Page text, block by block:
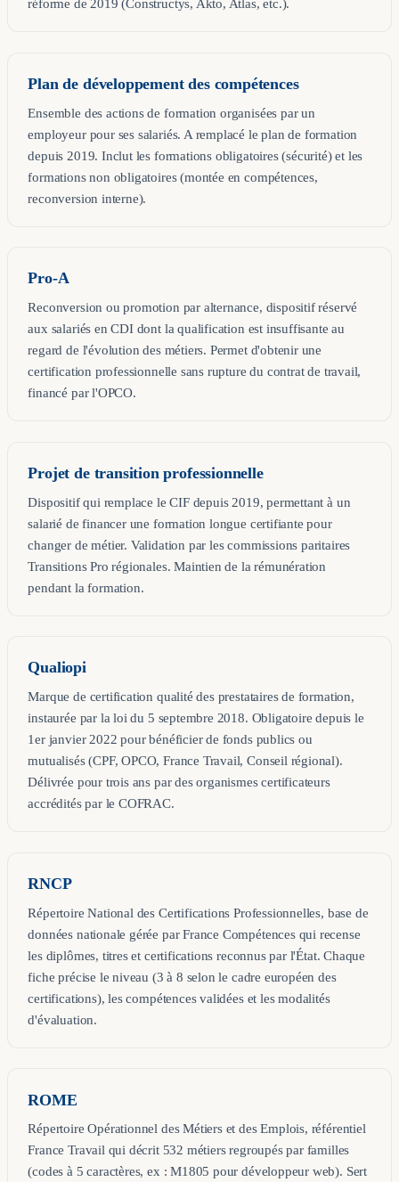
réforme de 2019 (Constructys, Akto, Atlas, etc.).
Plan de développement des compétences
Ensemble des actions de formation organisées par un
employeur pour ses salariés. A remplacé le plan de formation
depuis 2019. Inclut les formations obligatoires (sécurité) et les
formations non obligatoires (montée en compétences,
reconversion interne).
Pro-A
Reconversion ou promotion par alternance, dispositif réservé
aux salariés en CDI dont la qualification est insuffisante au
regard de l'évolution des métiers. Permet d'obtenir une
certification professionnelle sans rupture du contrat de travail,
financé par l'OPCO.
Projet de transition professionnelle
Dispositif qui remplace le CIF depuis 2019, permettant à un
salarié de financer une formation longue certifiante pour
changer de métier. Validation par les commissions paritaires
Transitions Pro régionales. Maintien de la rémunération
pendant la formation.
Qualiopi
Marque de certification qualité des prestataires de formation,
instaurée par la loi du 5 septembre 2018. Obligatoire depuis le
1er janvier 2022 pour bénéficier de fonds publics ou
mutualisés (CPF, OPCO, France Travail, Conseil régional).
Délivrée pour trois ans par des organismes certificateurs
accrédités par le COFRAC.
RNCP
Répertoire National des Certifications Professionnelles, base de
données nationale gérée par France Compétences qui recense
les diplômes, titres et certifications reconnus par l'État. Chaque
fiche précise le niveau (3 à 8 selon le cadre européen des
certifications), les compétences validées et les modalités
d'évaluation.
ROME
Répertoire Opérationnel des Métiers et des Emplois, référentiel
France Travail qui décrit 532 métiers regroupés par familles
(codes à 5 caractères, ex : M1805 pour développeur web). Sert